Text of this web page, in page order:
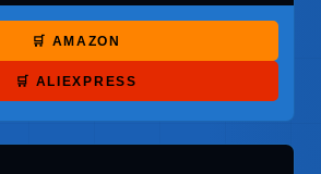
🛒 AMAZON
🛒 ALIEXPRESS